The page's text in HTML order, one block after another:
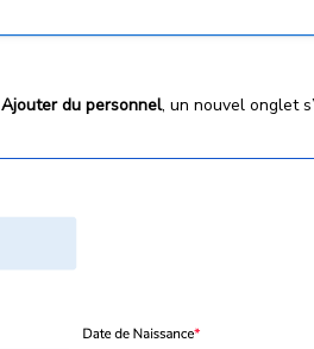
Ajouter du personnel, un nouvel onglet